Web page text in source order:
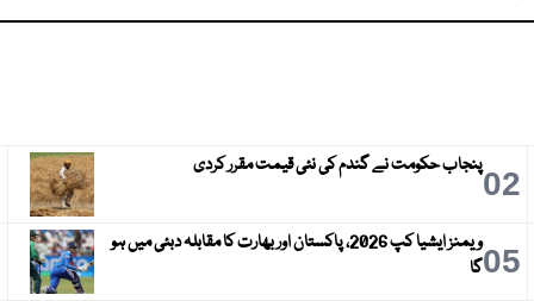
02پنجاب حکومت نے گندم کی نئی قیمت مقرر کردی
05
ویمنز ایشیا کپ 2026، پاکستان اور بھارت کا مقابلہ دبئی میں ہو
گا